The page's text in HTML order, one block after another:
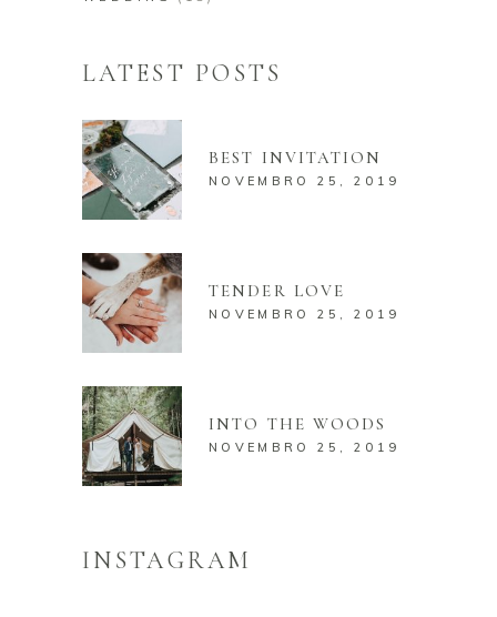
LATEST POSTS
BEST INVITATION
NOVEMBRO 25, 2019
TENDER LOVE
NOVEMBRO 25, 2019
INTO THE WOODS
NOVEMBRO 25, 2019
INSTAGRAM